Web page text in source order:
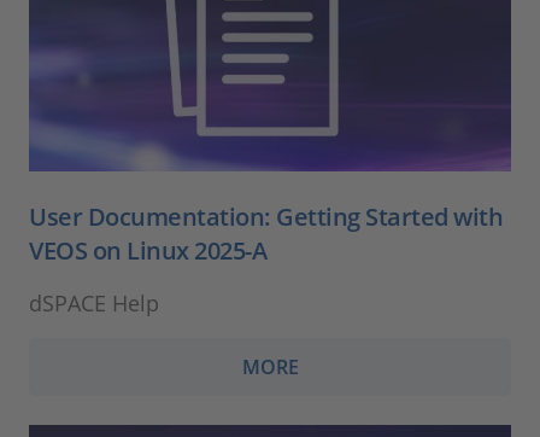
User Documentation: Getting Started with
VEOS on Linux 2025-A
dSPACE Help
MORE